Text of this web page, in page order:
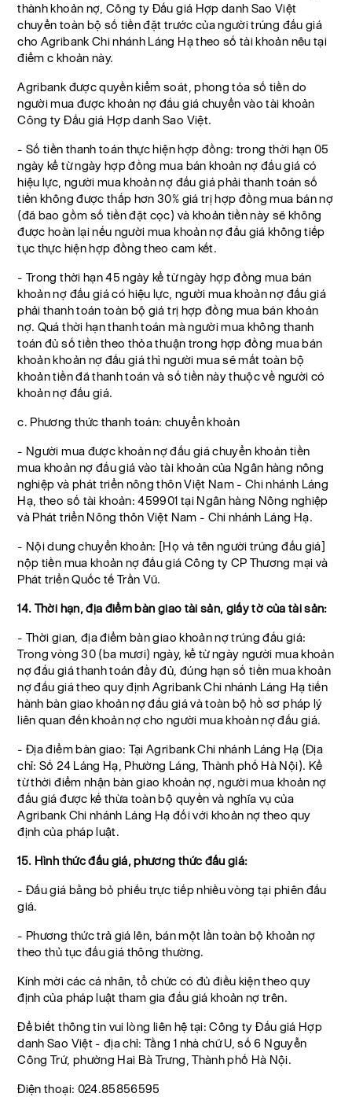
thành khoản nợ, Công ty Đấu giá Hợp danh Sao Việt
chuyển toàn bộ số tiền đặt trước của người trúng đấu giá
cho Agribank Chi nhánh Láng Hạ theo số tài khoản nêu tại
điểm c khoản này.
Agribank được quyền kiểm soát, phong tỏa số tiền do
người mua được khoản nợ đấu giá chuyển vào tài khoản
Công ty Đấu giá Hợp danh Sao Việt.
- Số tiền thanh toán thực hiện hợp đồng: trong thời hạn 05
ngày kể từ ngày hợp đồng mua bán khoản nợ đấu giá có
hiệu lực, người mua khoản nợ đấu giá phải thanh toán số
tiền không được thấp hơn 30% giá trị hợp đồng mua bán nợ
(đã bao gồm số tiền đặt cọc) và khoản tiền này sẽ không
được hoàn lại nếu người mua khoản nợ đấu giá không tiếp
tục thực hiện hợp đồng theo cam kết.
- Trong thời hạn 45 ngày kể từ ngày hợp đồng mua bán
khoản nợ đấu giá có hiệu lực, người mua khoản nợ đấu giá
phải thanh toán toàn bộ giá trị hợp đồng mua bán khoản
nợ. Quá thời hạn thanh toán mà người mua không thanh
toán đủ số tiền theo thỏa thuận trong hợp đồng mua bán
khoản khoản nợ đấu giá thì người mua sẽ mất toàn bộ
khoản tiền đã thanh toán và số tiền này thuộc về người có
khoản nợ đấu giá.
c. Phương thức thanh toán: chuyển khoản
- Người mua được khoản nợ đấu giá chuyển khoản tiền
mua khoản nợ đấu giá vào tài khoản của Ngân hàng nông
nghiệp và phát triển nông thôn Việt Nam - Chi nhánh Láng
Hạ, theo số tài khoản: 459901 tại Ngân hàng Nông nghiệp
và Phát triển Nông thôn Việt Nam - Chi nhánh Láng Hạ.
- Nội dung chuyển khoản: [Họ và tên người trúng đấu giá]
nộp tiền mua khoản nợ đấu giá Công ty CP Thương mại và
Phát triển Quốc tế Trần Vũ.
14. Thời hạn, địa điểm bàn giao tài sản, giấy tờ của tài sản:
- Thời gian, địa điểm bàn giao khoản nợ trúng đấu giá:
Trong vòng 30 (ba mươi) ngày, kể từ ngày người mua khoản
nợ đấu giá thanh toán đầy đủ, đúng hạn số tiền mua khoản
nợ đấu giá theo quy định Agribank Chi nhánh Láng Hạ tiến
hành bàn giao khoản nợ đấu giá và toàn bộ hồ sơ pháp lý
liên quan đến khoản nợ cho người mua khoản nợ đấu giá.
- Địa điểm bàn giao: Tại Agribank Chi nhánh Láng Hạ (Địa
chỉ: Số 24 Láng Hạ, Phường Láng, Thành phố Hà Nội). Kể
từ thời điểm nhận bàn giao khoản nợ, người mua khoản nợ
đấu giá được kế thừa toàn bộ quyền và nghĩa vụ của
Agribank Chi nhánh Láng Hạ đối với khoản nợ theo quy
định của pháp luật.
15. Hình thức đấu giá, phương thức đấu giá:
- Đấu giá bằng bỏ phiếu trực tiếp nhiều vòng tại phiên đấu
giá.
- Phương thức trả giá lên, bán một lần toàn bộ khoản nợ
theo thủ tục đấu giá thông thường.
Kính mời các cá nhân, tổ chức có đủ điều kiện theo quy
định của pháp luật tham gia đấu giá khoản nợ trên.
Để biết thông tin vui lòng liên hệ tại: Công ty Đấu giá Hợp
danh Sao Việt - địa chỉ: Tầng 1 nhà chữ U, số 6 Nguyễn
Công Trứ, phường Hai Bà Trưng, Thành phố Hà Nội.
Điện thoại: 024.85856595